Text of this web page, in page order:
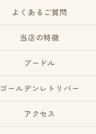
よくあるご質問
当店の特徴
プードル
ゴールデンレトリバー
アクセス